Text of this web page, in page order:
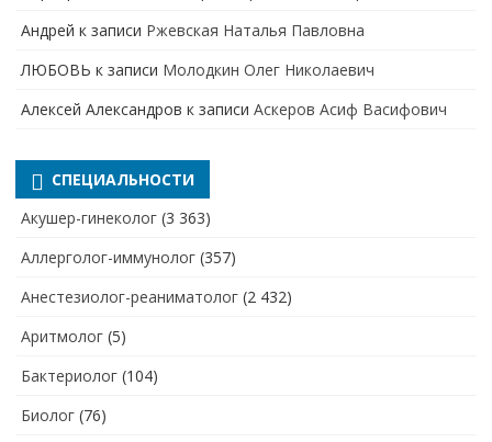
Андрей к записи Ржевская Наталья Павловна
ЛЮБОВЬ к записи Молодкин Олег Николаевич
Алексей Александров к записи Аскеров Асиф Васифович
СПЕЦИАЛЬНОСТИ
Акушер-гинеколог (3 363)
Аллерголог-иммунолог (357)
Анестезиолог-реаниматолог (2 432)
Аритмолог (5)
Бактериолог (104)
Биолог (76)